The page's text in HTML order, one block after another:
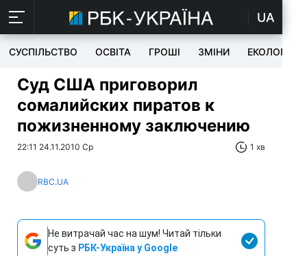
UA
СУСПІЛЬСТВО ОСВІТА ГРОШІ ЗМІНИ ЕКОЛОГІЯ
Суд США приговорил
сомалийских пиратов к
пожизненному заключению
22:11 24.11.2010 Ср 1 хв
RBC.UA
Не витрачай час на шум! Читай тільки
суть з РБК-Україна у Google